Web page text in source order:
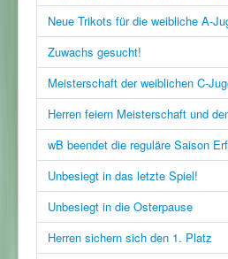
Neue Trikots für die weibliche A-
Zuwachs gesucht!
Meisterschaft der weiblichen C-
Herren feiern Meisterschaft und
wB beendet die reguläre Saison
Unbesiegt in das letzte Spiel!
Unbesiegt in die Osterpause
Herren sichern sich den 1. Platz